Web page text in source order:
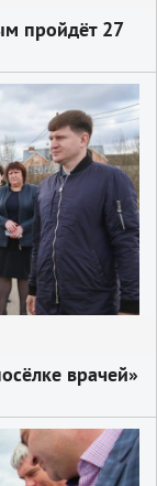
пройдёт 27
врачей»